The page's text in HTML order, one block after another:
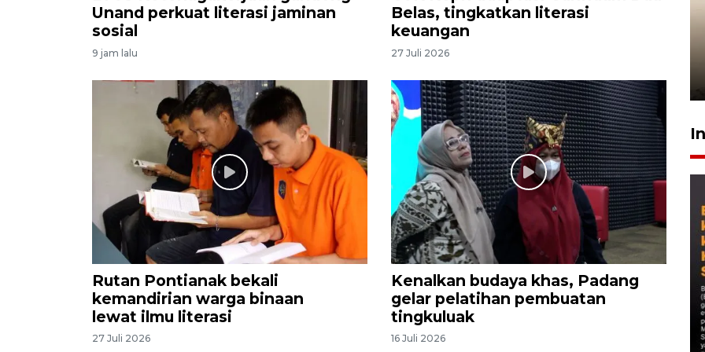
Unand perkuat literasi jaminan
sosial
9 jam lalu
Belas, tingkatkan literasi
keuangan
27 Juli 2026
Rutan Pontianak bekali
kemandirian warga binaan
lewat ilmu literasi
27 Juli 2026
Kenalkan budaya khas, Padang
gelar pelatihan pembuatan
tingkuluak
16 Juli 2026
Gabung Persebaya, striker
timnas Ramadhan Sananta
kembali asah naluri
9 Juli 2026